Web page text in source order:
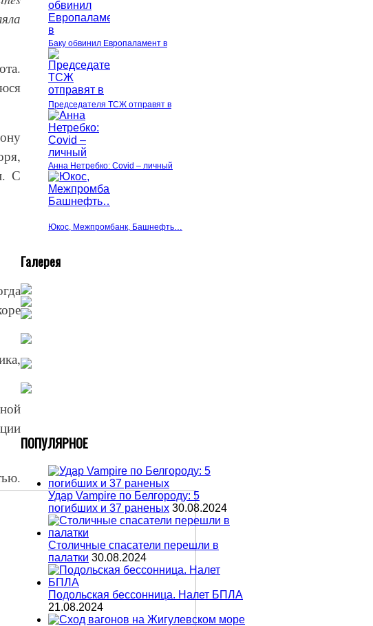
С
Баку обвинил Европаламент в
Председателя ТСЖ отправят в
Анна Нетребко: Covid – личный
Юкос, Межпромбанк, Башнефть…
Галерея
ПОПУЛЯРНОЕ
Удар Vampire по Белгороду: 5
погибших и 37 раненых 30.08.2024
Столичные спасатели перешли в
палатки 30.08.2024
Подольская бессонница. Налет БПЛА
21.08.2024